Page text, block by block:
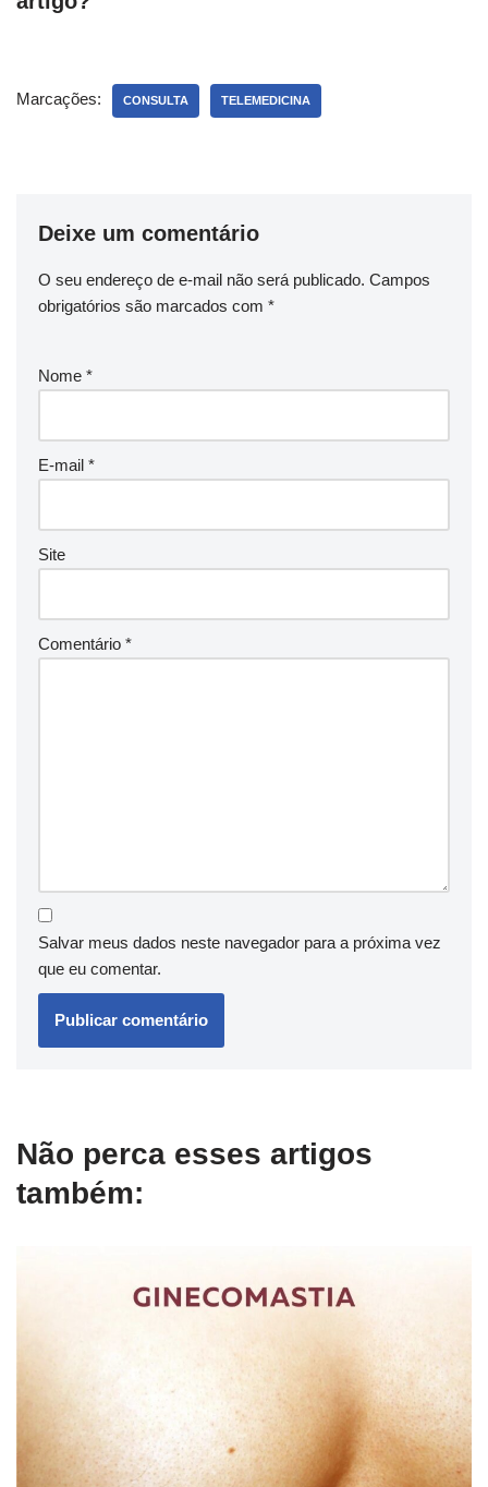
Marcações: CONSULTA TELEMEDICINA
Deixe um comentário
O seu endereço de e-mail não será publicado. Campos
obrigatórios são marcados com *
Nome *
E-mail *
Site
Comentário *
Salvar meus dados neste navegador para a próxima vez
que eu comentar.
Não perca esses artigos
também: